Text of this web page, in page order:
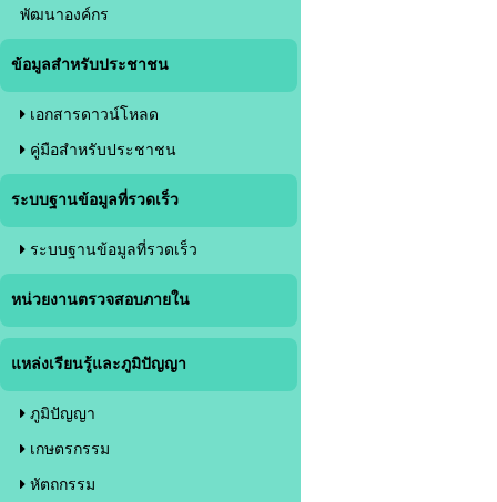
พัฒนาองค์กร
ข้อมูลสำหรับประชาชน
เอกสารดาวน์โหลด
คู่มือสำหรับประชาชน
ระบบฐานข้อมูลที่รวดเร็ว
ระบบฐานข้อมูลที่รวดเร็ว
หน่วยงานตรวจสอบภายใน
แหล่งเรียนรู้และภูมิปัญญา
ภูมิปัญญา
เกษตรกรรม
หัตถกรรม